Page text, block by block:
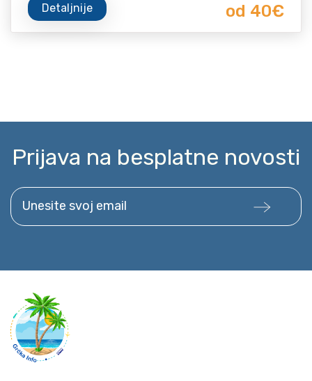
Detaljnije od 40€
Prijava na besplatne novosti
Unesite svoj email